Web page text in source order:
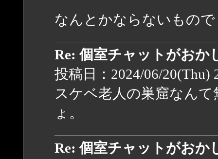
なんとかならないもの
Re: 個室チャットがおか
投稿日：2024/06/
スケベ老人の巣窟なん
ょ。
Re: 個室チャットがおか